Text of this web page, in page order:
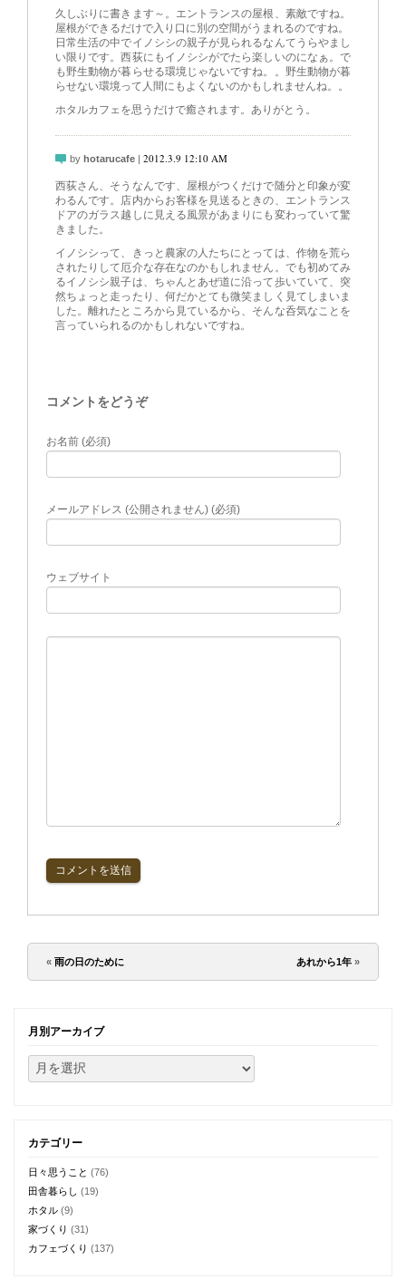
久しぶりに書きます～。エントランスの屋根、素敵ですね。
屋根ができるだけで入り口に別の空間がうまれるのですね。
日常生活の中でイノシシの親子が見られるなんてうらやまし
い限りです。西荻にもイノシシがでたら楽しいのになぁ。で
も野生動物が暮らせる環境じゃないですね。。野生動物が暮
らせない環境って人間にもよくないのかもしれませんね。。
ホタルカフェを思うだけで癒されます。ありがとう。
by hotarucafe | 2012.3.9 12:10 AM
西荻さん、そうなんです、屋根がつくだけで随分と印象が変
わるんです。店内からお客様を見送るときの、エントランス
ドアのガラス越しに見える風景があまりにも変わっていて驚
きました。
イノシシって、きっと農家の人たちにとっては、作物を荒ら
されたりして厄介な存在なのかもしれません。でも初めてみ
るイノシシ親子は、ちゃんとあぜ道に沿って歩いていて、突
然ちょっと走ったり、何だかとても微笑ましく見てしまいま
した。離れたところから見ているから、そんな呑気なことを
言っていられるのかもしれないですね。
コメントをどうぞ
お名前 (必須)
メールアドレス (公開されません) (必須)
ウェブサイト
« 雨の日のために あれから1年 »
月別アーカイブ
カテゴリー
日々思うこと (76)
田舎暮らし (19)
ホタル (9)
家づくり (31)
カフェづくり (137)